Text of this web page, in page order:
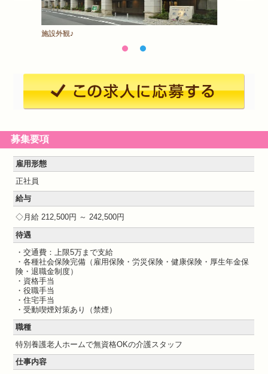
募集要項
雇用形態
正社員
給与
月給 212,500円 ～ 242,500円
待遇
・交通費：上限5万まで支給
・各種社会保険完備（雇用保険・労災保険・健康保険・厚生年金保
険・退職金制度）
・資格手当
・役職手当
・住宅手当
・受動喫煙対策あり（禁煙）
職種
特別養護老人ホームで無資格OKの介護スタッフ
仕事内容